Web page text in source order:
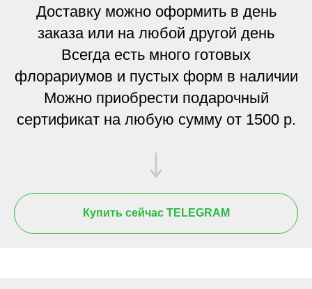
Доставку можно оформить в день
заказа или на любой другой день
Всегда есть много готовых
флорариумов и пустых форм в наличии
Можно приобрести подарочный
сертификат на любую сумму от 1500 р.
Купить сейчас TELEGRAM